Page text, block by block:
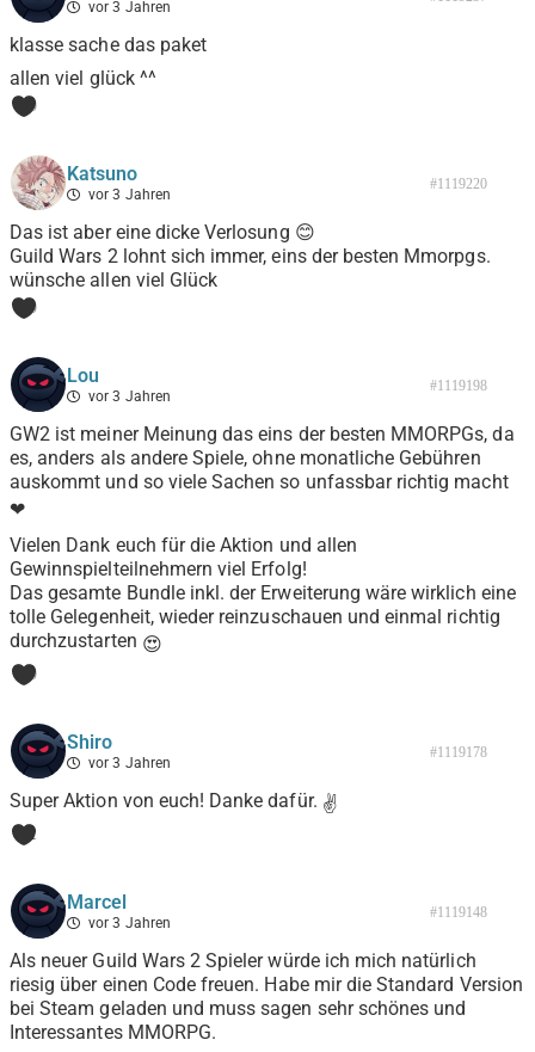
vor 3 Jahren
klasse sache das paket
allen viel glück ^^
0
Katsuno
vor 3 Jahren
#1119220
Das ist aber eine dicke Verlosung 😊
Guild Wars 2 lohnt sich immer, eins der besten Mmorpgs.
wünsche allen viel Glück
0
Lou
vor 3 Jahren
#1119198
GW2 ist meiner Meinung das eins der besten MMORPGs, da
es, anders als andere Spiele, ohne monatliche Gebühren
auskommt und so viele Sachen so unfassbar richtig macht
❤
Vielen Dank euch für die Aktion und allen
Gewinnspielteilnehmern viel Erfolg!
Das gesamte Bundle inkl. der Erweiterung wäre wirklich eine
tolle Gelegenheit, wieder reinzuschauen und einmal richtig
durchzustarten 😍
0
Shiro
vor 3 Jahren
#1119178
Super Aktion von euch! Danke dafür. ✌
1
Marcel
vor 3 Jahren
#1119148
Als neuer Guild Wars 2 Spieler würde ich mich natürlich
riesig über einen Code freuen. Habe mir die Standard Version
bei Steam geladen und muss sagen sehr schönes und
Interessantes MMORPG.